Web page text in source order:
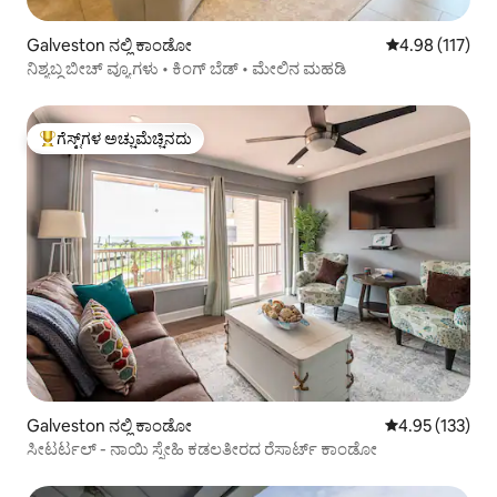
Galveston ನಲ್ಲಿ ಕಾಂಡೋ 5 ರಲ್ಲಿ 4.98
4.98 (117)
ನಿಶ್ಯಬ್ದ ಬೀಚ್ ವ್ಯೂಗಳು • ಕಿಂಗ್ ಬೆಡ್ • ಮೇಲಿನ ಮಹಡಿ
ಗೆಸ್ಟ್‌ಗಳಿಗೆ ಅತಿ ಹೆಚ್ಚು ಅಚ್ಚುಮೆಚ್ಚಿನದು
ಗೆಸ್ಟ್‌ಗಳ ಅಚ್ಚುಮೆಚ್ಚಿನದು
Galveston ನಲ್ಲಿ ಕಾಂಡೋ 5 ರಲ್ಲಿ 4.95
4.95 (133)
ಸೀಟರ್ಟಲ್ - ನಾಯಿ ಸ್ನೇಹಿ ಕಡಲತೀರದ ರೆಸಾರ್ಟ್ ಕಾಂಡೋ